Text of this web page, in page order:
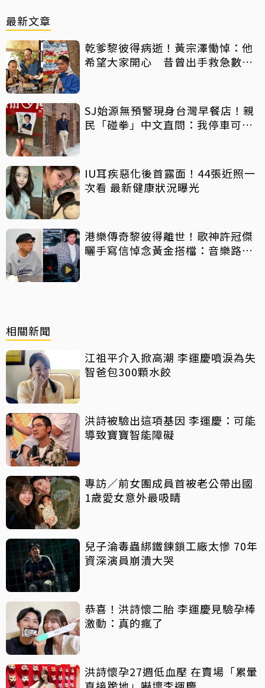
最新文章
乾爹黎彼得病逝！黃宗澤慟悼：他
希望大家開心 昔曾出手救急數十
SJ始源無預警現身台灣早餐店！親
民「碰拳」中文直問：我停車可以
IU耳疾惡化後首露面！44張近照一
次看 最新健康狀況曝光
港樂傳奇黎彼得離世！歌神許冠傑
曬手寫信悼念黃金搭檔：音樂路上
相關新聞
江祖平介入掀高潮 李運慶噴淚為失
智爸包300顆水餃
洪詩被驗出這項基因 李運慶：可能
導致寶寶智能障礙
專訪／前女團成員首被老公帶出國
1歲愛女意外最吸睛
兒子淪毒蟲綁鐵鍊鎖工廠太慘 70年
資深演員崩潰大哭
恭喜！洪詩懷二胎 李運慶見驗孕棒
激動：真的瘋了
洪詩懷孕27週低血壓 在賣場「累暈